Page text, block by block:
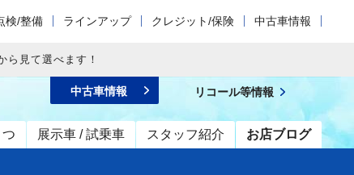
検/整備 ラインアップ クレジット/保険 中古車情報
ら見て選べます！
展示車 / 試乗車 スタッフ紹介 お店ブログ
中古車情報 リコール等情報